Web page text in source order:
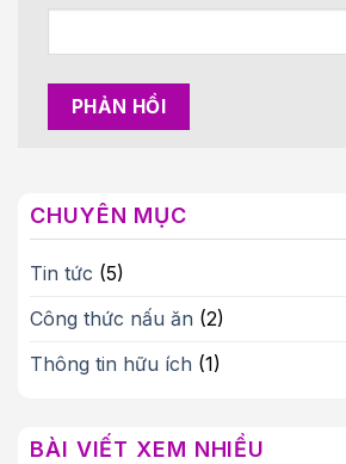
CHUYÊN MỤC
Tin tức (5)
Công thức nấu ăn (2)
Thông tin hữu ích (1)
BÀI VIẾT XEM NHIỀU